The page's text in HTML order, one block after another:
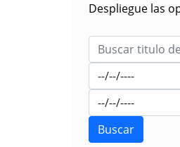
Despliegue las